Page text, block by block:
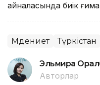
айналасында биік
Мәдениет Түркістан
Эльмира
Авторлар